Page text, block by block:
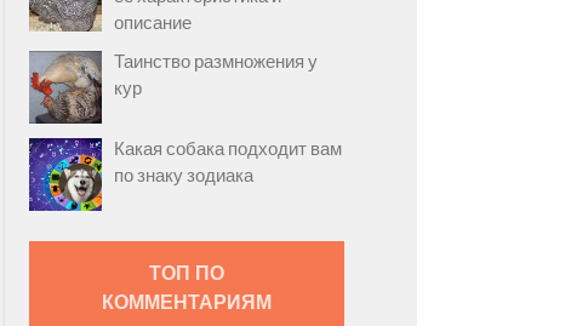
описание
Таинство размножения у
кур
Какая собака подходит вам
по знаку зодиака
ТОП ПО
КОММЕНТАРИЯМ